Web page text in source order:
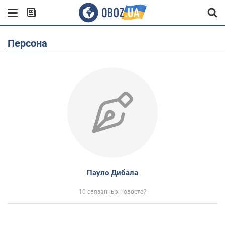
Персона
Пауло Дибала
10 связанных новостей